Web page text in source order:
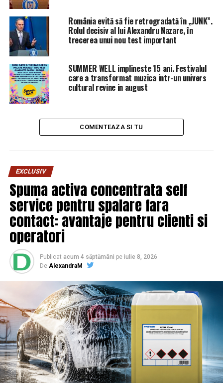
La mijlocul lunii decembrie 2018, președintele SUA,
Donald Trump, a anunțat victoria asupra grupării
teroriste Statul Islamic în Siria, menționând că acesta
era unicul motiv al aflării militarilor americani în această
țară. Mai târziu, secretarul de presă al Casei Albe, Sarah
Sander, a anunțat că SUA a demarat retragerea trupelor
din Siria, însă victoria asupra ISIS nu presupune
desființarea coaliției internaționale.
BrailaMEA.ro
ARTICOLE PE ACEIASI TEMA: PRIMA
URMATORUL
Vorbitul la mobil când sunteţi în trafic va costa scump |
BrailaMEA
NU RATATI
Drumul Chișinău-București, închis după vama Albița |
BrailaMEA
România evită să fie retrogradată în „JUNK”.
Rolul decisiv al lui Alexandru Nazare, în
trecerea unui nou test important
SUMMER WELL implineste 15 ani. Festivalul
care a transformat muzica intr-un univers
cultural revine in august
COMENTEAZA SI TU
EXCLUSIV
Spuma activa concentrata self
service pentru spalare fara
contact: avantaje pentru clienti si
operatori
Publicat acum 4 săptămâni pe iulie 8, 2026
De AlexandraM